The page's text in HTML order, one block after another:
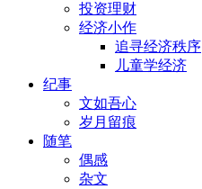
投资理财
经济小作
追寻经济秩序
儿童学经济
纪事
文如吾心
岁月留痕
随笔
偶感
杂文